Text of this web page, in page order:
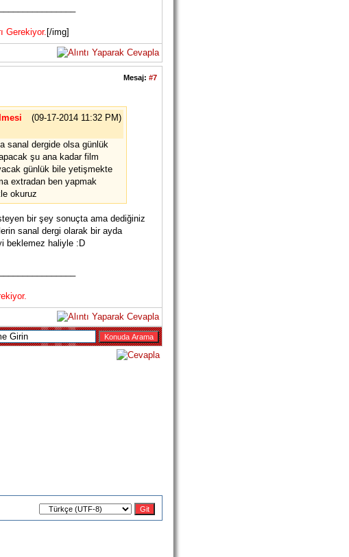
Gerekiyor. [/img]
Mesaj: #7
(09-17-2014 11:32 PM)
sanal dergide olsa günlük
şu ana kadar film
günlük bile yetişmekte
extradan ben yapmak
okuruz
bir şey sonuçta ama dediğiniz
sanal dergi olarak bir ayda
beklemez haliyle :D